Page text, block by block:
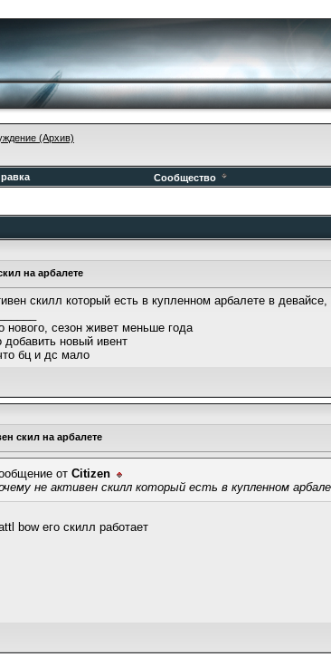
(Архив)
Сообщество
на арбалете
скилл который есть в купленном арбалете в
нового, сезон живет меньше года
добавить новый ивент
бц и дс мало
скил на арбалете
от Citizen
не активен скилл который есть в купленном
bow его скилл работает